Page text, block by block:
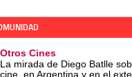
Otros Cines
La mirada de Diego Batlle
cine, en Argentina y en el